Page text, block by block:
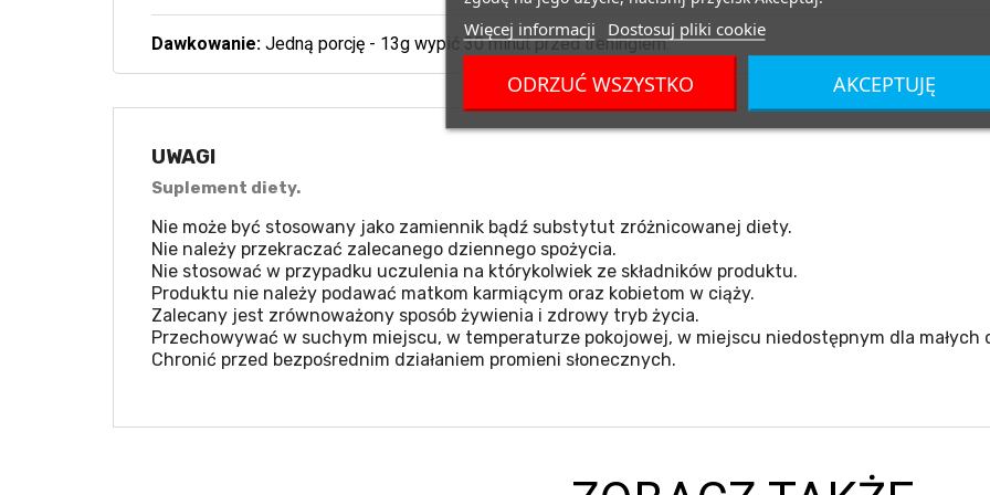
Dawkowanie:Jedną porcję - 13g wypić 30 minut przed treningiem.
UWAGI
Suplement diety.
Nie może być stosowany jako zamiennik bądź substytut zróżnicowanej diety.
Nie należy przekraczać zalecanego dziennego spożycia.
Nie stosować w przypadku uczulenia na którykolwiek ze składników produktu.
Produktu nie należy podawać matkom karmiącym oraz kobietom w ciąży.
Zalecany jest zrównoważony sposób żywienia i zdrowy tryb życia.
Przechowywać w suchym miejscu, w temperaturze pokojowej, w miejscu niedostępnym dla małych
Chronić przed bezpośrednim działaniem promieni słonecznych.
Więcej informacji Dostosuj pliki cookie
ODRZUĆ WSZYSTKO AKCEPTUJĘ